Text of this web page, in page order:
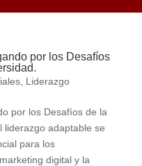
por los Desafíos
, Liderazgo
por los Desafíos de la
liderazgo adaptable se
para los
digital y la